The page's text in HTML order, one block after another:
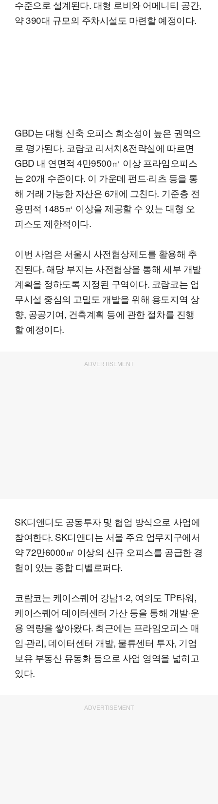
수준으로 설계된다. 대형 로비와 어메니티 공간,
약 390대 규모의 주차시설도 마련할 예정이다.
GBD는 대형 신축 오피스 희소성이 높은 권역으
로 평가된다. 코람코 리서치&전략실에 따르면
GBD 내 연면적 4만9500㎡ 이상 프라임오피스
는 20개 수준이다. 이 가운데 펀드·리츠 등을 통
해 거래 가능한 자산은 6개에 그친다. 기준층 전
용면적 1485㎡ 이상을 제공할 수 있는 대형 오
피스도 제한적이다.
이번 사업은 서울시 사전협상제도를 활용해 추
진된다. 해당 부지는 사전협상을 통해 세부 개발
계획을 정하도록 지정된 구역이다. 코람코는 업
무시설 중심의 고밀도 개발을 위해 용도지역 상
향, 공공기여, 건축계획 등에 관한 절차를 진행
할 예정이다.
ADVERTISEMENT
SK디앤디도 공동투자 및 협업 방식으로 사업에
참여한다. SK디앤디는 서울 주요 업무지구에서
약 72만6000㎡ 이상의 신규 오피스를 공급한 경
험이 있는 종합 디벨로퍼다.
코람코는 케이스퀘어 강남1·2, 여의도 TP타워,
케이스퀘어 데이터센터 가산 등을 통해 개발·운
용 역량을 쌓아왔다. 최근에는 프라임오피스 매
입·관리, 데이터센터 개발, 물류센터 투자, 기업
보유 부동산 유동화 등으로 사업 영역을 넓히고
있다.
ADVERTISEMENT